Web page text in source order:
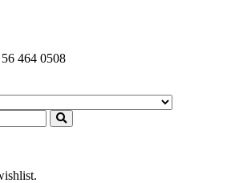
464 0508